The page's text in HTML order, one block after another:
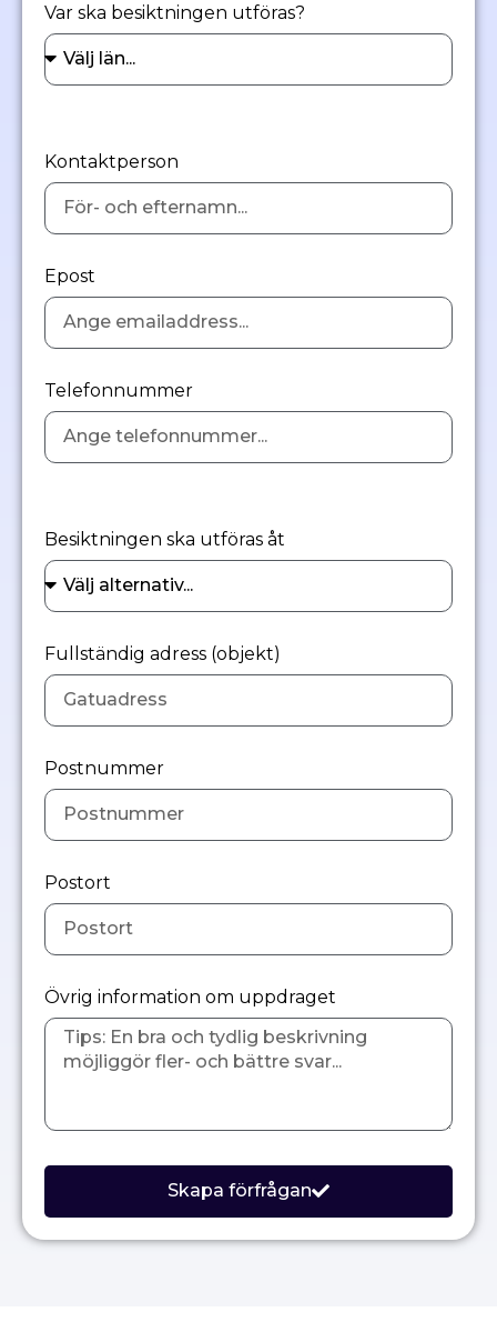
Var ska besiktningen utföras?
Kontaktperson
Epost
Telefonnummer
Besiktningen ska utföras åt
Fullständig adress (objekt)
Postnummer
Postort
Övrig information om uppdraget
Skapa förfrågan